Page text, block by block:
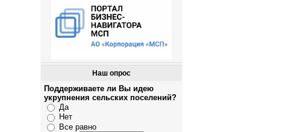
Наш опрос
Поддерживаете ли Вы идею
укрупнения сельских поселений?
Да
Нет
Все равно